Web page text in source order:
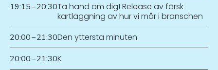
19:15–20:30Ta hand om dig! Release av färsk
kartläggning av hur vi mår i branschen
20:00–21:30Den yttersta minuten
20:00–21:30K